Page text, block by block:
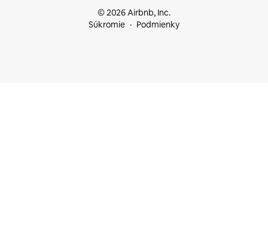
© 2026 Airbnb, Inc.
Súkromie
Podmienky